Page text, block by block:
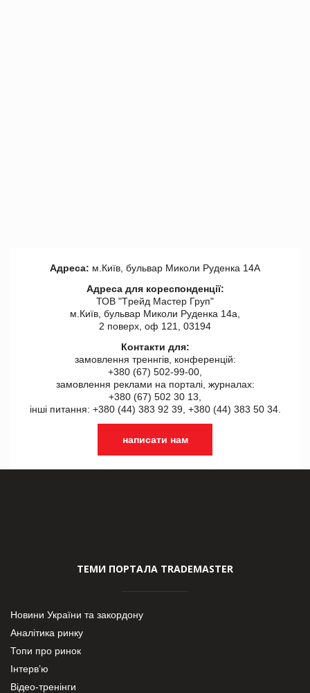
Адреса: м.Київ, бульвар Миколи Руденка 14А
Адреса для кореспонденції:
ТОВ "Tрейд Мастер Груп"
м.Київ, бульвар Миколи Руденка 14а,
2 поверх, оф 121, 03194
Контакти для:
замовлення треннгів, конференцій:
+380 (67) 502-99-00,
замовлення реклами на порталі, журналах:
+380 (67) 502 30 13,
інші питання: +380 (44) 383 92 39, +380 (44) 383 50 34.
написати нам
ТЕМИ ПОРТАЛА TRADEMASTER
Новини України та закордону
Аналітика ринку
Топи про ринок
Інтерв’ю
Відео-тренінги